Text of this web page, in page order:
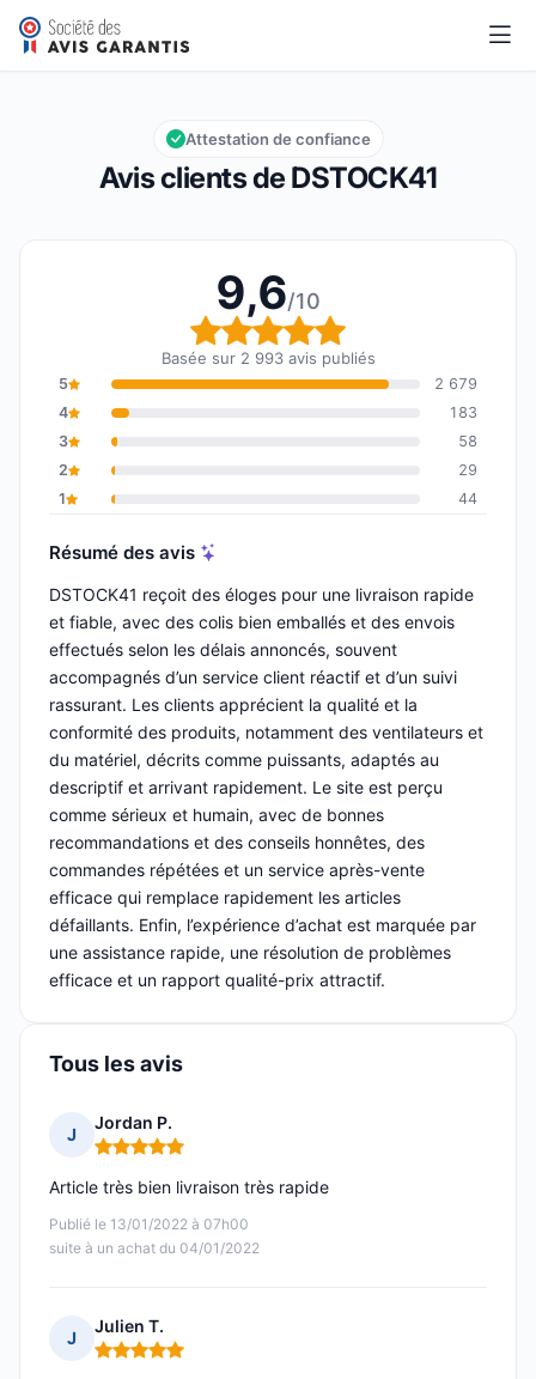
DSTOCK41
Note globale : 9,6 sur 10
9,6/10
Avis clients de DSTOCK41
Attestation de confiance
9,6/10
Note globale : 9,6 sur
Basée sur 2 993 avis publiés
5
2 679
4
183
3
58
2
29
1
44
Résumé des avis
DSTOCK41 reçoit des éloges pour une livraison rapide
et fiable, avec des colis bien emballés et des envois
effectués selon les délais annoncés, souvent
accompagnés d’un service client réactif et d’un suivi
rassurant. Les clients apprécient la qualité et la
conformité des produits, notamment des ventilateurs et
du matériel, décrits comme puissants, adaptés au
descriptif et arrivant rapidement. Le site est perçu
comme sérieux et humain, avec de bonnes
recommandations et des conseils honnêtes, des
commandes répétées et un service après-vente
efficace qui remplace rapidement les articles
défaillants. Enfin, l’expérience d’achat est marquée par
une assistance rapide, une résolution de problèmes
efficace et un rapport qualité-prix attractif.
Tous les avis
J
Jordan P.
Note : 5 sur 5
Publié le 13/01/2022 à 07h00
suite à un achat du 04/01/2022
Article très bien livraison très rapide
J
Julien T.
Note : 5 sur 5